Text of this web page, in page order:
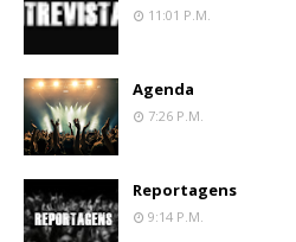
11:01 P.m.
Agenda
7:26 P.m.
Reportagens
9:14 P.m.